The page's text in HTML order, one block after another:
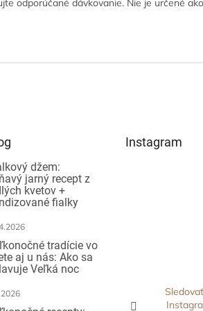
odporúčané dávkovanie. Nie je určené
džem:
jarný recept z
kvetov +
fialky
tradície vo
aj u nás: Ako sa
Veľká noc
Instagram